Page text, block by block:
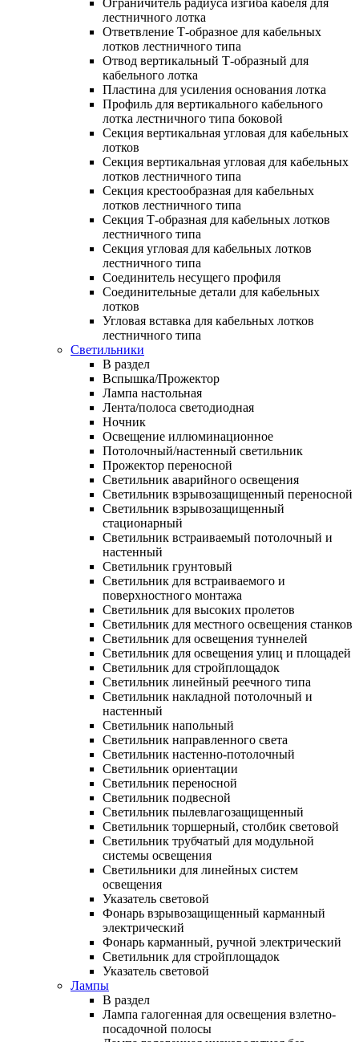
лестничного лотка
Ответвление Т-образное для кабельных
лотков лестничного типа
Отвод вертикальный Т-образный для
кабельного лотка
Пластина для усиления основания лотка
Профиль для вертикального кабельного
лотка лестничного типа боковой
Секция вертикальная угловая для кабельных
лотков
Секция вертикальная угловая для кабельных
лотков лестничного типа
Секция крестообразная для кабельных
лотков лестничного типа
Секция Т-образная для кабельных лотков
лестничного типа
Секция угловая для кабельных лотков
лестничного типа
Соединитель несущего профиля
Соединительные детали для кабельных
лотков
Угловая вставка для кабельных лотков
лестничного типа
Светильники
В раздел
Вспышка/Прожектор
Лампа настольная
Лента/полоса светодиодная
Ночник
Освещение иллюминационное
Потолочный/настенный светильник
Прожектор переносной
Светильник аварийного освещения
Светильник взрывозащищенный переносной
Светильник взрывозащищенный
стационарный
Светильник встраиваемый потолочный и
настенный
Светильник грунтовый
Светильник для встраиваемого и
поверхностного монтажа
Светильник для высоких пролетов
Светильник для местного освещения станков
Светильник для освещения туннелей
Светильник для освещения улиц и площадей
Светильник для стройплощадок
Светильник линейный реечного типа
Светильник накладной потолочный и
настенный
Светильник напольный
Светильник направленного света
Светильник настенно-потолочный
Светильник ориентации
Светильник переносной
Светильник подвесной
Светильник пылевлагозащищенный
Светильник торшерный, столбик световой
Светильник трубчатый для модульной
системы освещения
Светильники для линейных систем
освещения
Указатель световой
Фонарь взрывозащищенный карманный
электрический
Фонарь карманный, ручной электрический
Светильник для стройплощадок
Указатель световой
Лампы
В раздел
Лампа галогенная для освещения взлетно-
посадочной полосы